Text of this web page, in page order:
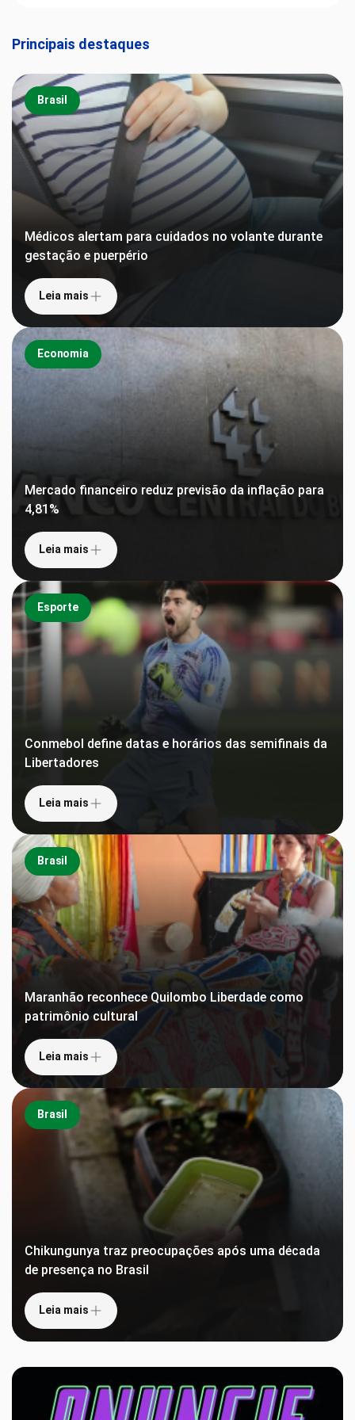
Principais destaques
Brasil
Médicos alertam para cuidados no volante durante
gestação e puerpério
Leia mais
Economia
Mercado financeiro reduz previsão da inflação para
4,81%
Leia mais
Esporte
Conmebol define datas e horários das semifinais da
Libertadores
Leia mais
Brasil
Maranhão reconhece Quilombo Liberdade como
patrimônio cultural
Leia mais
Brasil
Chikungunya traz preocupações após uma década
de presença no Brasil
Leia mais